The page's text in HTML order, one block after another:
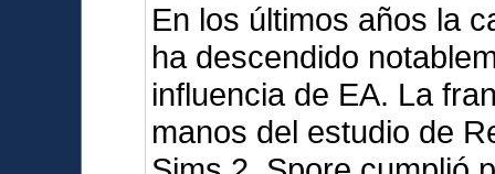
En los últimos años la
ha descendido
influencia de EA. La
manos del estudio de